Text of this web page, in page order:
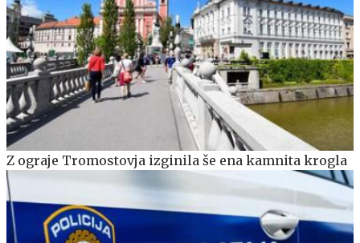
Z ograje Tromostovja izginila še ena kamnita krogla